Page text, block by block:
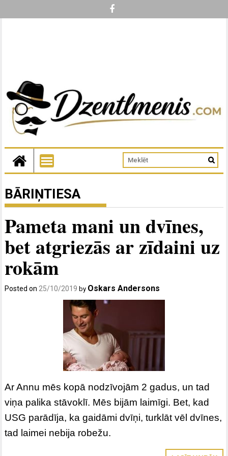
BĀRIŅTIESA
Pameta mani un dvīnes,
bet atgriezās ar zīdaini uz
rokām
Posted on25/10/2019 by Oskars Andersons
Ar Annu mēs kopā nodzīvojām 2 gadus, un tad
viņa palika stāvoklī. Mēs bijām laimīgi. Bet, kad
USG parādīja, ka gaidāmi dvīņi, turklāt vēl dvīnes,
tad laimei nebija robežu.